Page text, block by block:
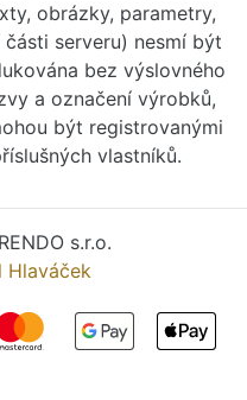
obrázky, parametry,
serveru) nesmí být
bez výslovného
a označení výrobků,
být registrovanými
vlastníků.
s.r.o.
Hlaváček